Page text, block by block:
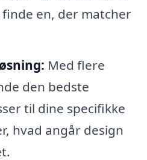
en, der matcher
Med flere
den bedste
til dine specifikke
hvad angår design